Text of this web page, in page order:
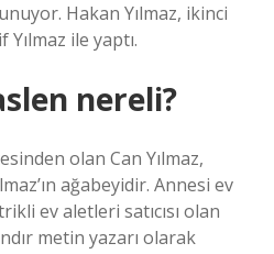
Hakan Yılmaz, ikinci
Yılmaz ile yaptı.
nereli?
olan Can Yılmaz,
ağabeyidir. Annesi ev
ev aletleri satıcısı olan
metin yazarı olarak